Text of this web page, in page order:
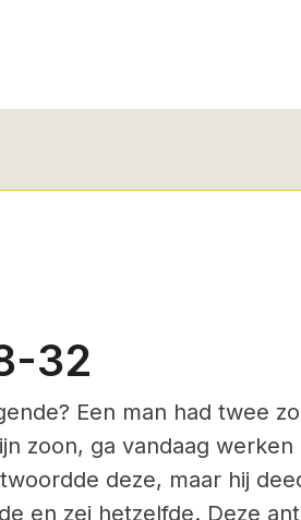
32
Een man had twee
zoon, ga vandaag werken
deze, maar hij
en zei hetzelfde. Deze